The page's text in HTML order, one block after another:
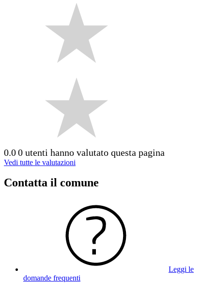
0.00 utenti hanno valutato questa pagina
Vedi tutte le valutazioni
Contatta il comune
Leggi le
domande frequenti